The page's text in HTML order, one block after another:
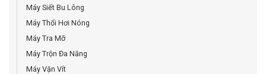
Máy Siết Bu Lông
Máy Thổi Hơi Nóng
Máy Tra Mỡ
Máy Trộn Đa Năng
Máy Vặn Vít